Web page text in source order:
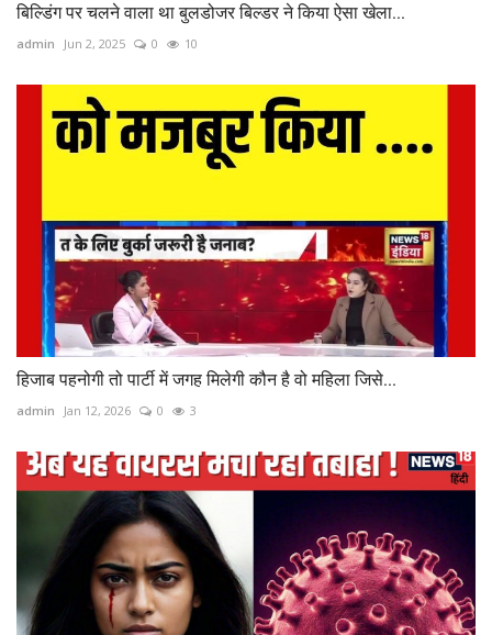
बिल्डिंग पर चलने वाला था बुलडोजर बिल्डर ने किया ऐसा खेला...
admin Jun 2, 2025 0 10
हिजाब पहनोगी तो पार्टी में जगह मिलेगी कौन है वो महिला जिसे...
admin Jan 12, 2026 0 3